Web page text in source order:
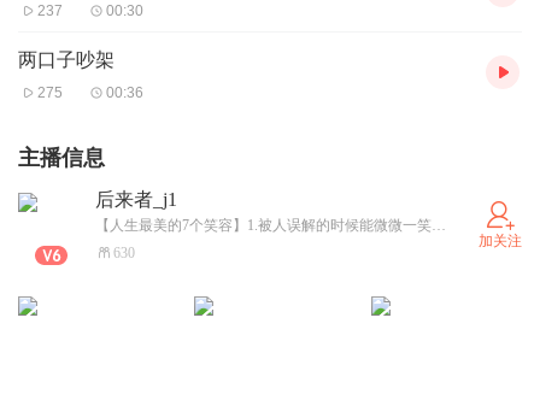
237 00:30
两口子吵架
275 00:36
主播信息
后来者_j1
【人生最美的7个笑容】1.被人误解的时候能微微一笑，素养；2.受委屈的时候能坦然一笑，大度；3.吃亏的时候能开心一笑，豁达；4.无奈的时候能达观一笑，境界；5.危难的时候能泰然一笑，大气；6.被轻蔑的时候能平静一笑，自信；7.失恋的时候能轻轻一笑，洒脱。今天开始，多笑笑吧。
630
加关注